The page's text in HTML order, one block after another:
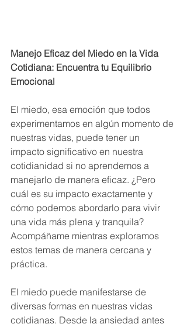
Manejo Eficaz del Miedo en la Vida
Cotidiana: Encuentra tu Equilibrio
Emocional
El miedo, esa emoción que todos
experimentamos en algún momento de
nuestras vidas, puede tener un
impacto significativo en nuestra
cotidianidad si no aprendemos a
manejarlo de manera eficaz. ¿Pero
cuál es su impacto exactamente y
cómo podemos abordarlo para vivir
una vida más plena y tranquila?
Acompáñame mientras exploramos
estos temas de manera cercana y
práctica.
El miedo puede manifestarse de
diversas formas en nuestras vidas
cotidianas. Desde la ansiedad antes